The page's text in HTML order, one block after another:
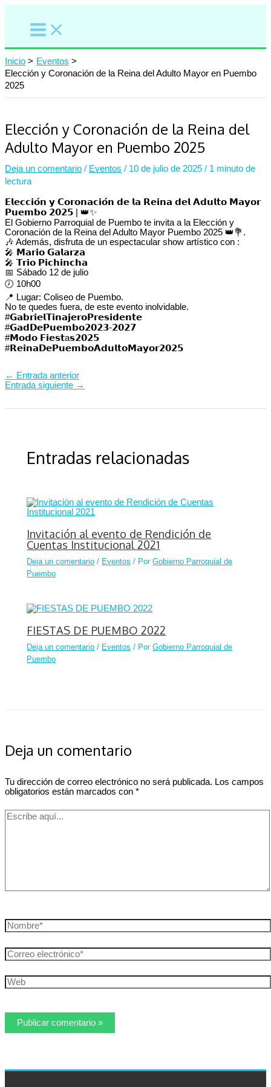
contenido
Inicio
Eventos
Elección y Coronación de la Reina del Adulto Mayor en Puembo
2025
Elección y Coronación de la Reina del
Adulto Mayor en Puembo 2025
Deja un comentario / Eventos / 10 de julio de 2025 / 1 minuto de
lectura
𝗘𝗹𝗲𝗰𝗰𝗶𝗼́𝗻 𝘆 𝗖𝗼𝗿𝗼𝗻𝗮𝗰𝗶𝗼́𝗻 𝗱𝗲 𝗹𝗮 𝗥𝗲𝗶𝗻𝗮 𝗱𝗲𝗹 𝗔𝗱𝘂𝗹𝘁𝗼 𝗠𝗮𝘆𝗼𝗿
𝗣𝘂𝗲𝗺𝗯𝗼 𝟮𝟬𝟮𝟱 | 👑✨
El Gobierno Parroquial de Puembo te invita a la Elección y
Coronación de la Reina del Adulto Mayor Puembo 2025 👑💐.
🎶 Además, disfruta de un espectacular show artístico con :
🎤 𝗠𝗮𝗿𝗶𝗼 𝗚𝗮𝗹𝗮𝗿𝘇𝗮
🎤 𝗧𝗿𝗶𝗼 𝗣𝗶𝗰𝗵𝗶𝗻𝗰𝗵𝗮
📅 Sábado 12 de julio
🕖 10h00
📍 Lugar: Coliseo de Puembo.
No te quedes fuera, de este evento inolvidable.
#𝗚𝗮𝗯𝗿𝗶𝗲𝗹𝗧𝗶𝗻𝗮𝗷𝗲𝗿𝗼𝗣𝗿𝗲𝘀𝗶𝗱𝗲𝗻𝘁𝗲⁣⁣⁣⁣⁣
#𝗚𝗮𝗱𝗗𝗲𝗣𝘂𝗲𝗺𝗯𝗼𝟮𝟬𝟮𝟯-𝟮𝟬𝟮𝟳⁣⁣⁣⁣⁣
#𝗠𝗼𝗱𝗼 𝗙𝗶𝗲𝘀𝘁a𝘀⁣⁣𝟮𝟬𝟮𝟱
#𝗥𝗲𝗶𝗻𝗮𝗗𝗲𝗣𝘂𝗲𝗺𝗯𝗼𝗔𝗱𝘂𝗹𝘁𝗼𝗠𝗮𝘆𝗼𝗿𝟮𝟬𝟮𝟱
← Entrada anterior
Entrada siguiente →
Entradas relacionadas
Invitación al evento de Rendición de
Cuentas Institucional 2021
Deja un comentario / Eventos / PorGobierno Parroquial de
Puembo
FIESTAS DE PUEMBO 2022
Deja un comentario / Eventos / PorGobierno Parroquial de
Puembo
Deja un comentario
Tu dirección de correo electrónico no será publicada. Los campos
obligatorios están marcados con *
Escribe
Nombre*
Correo
electrónico*
Web